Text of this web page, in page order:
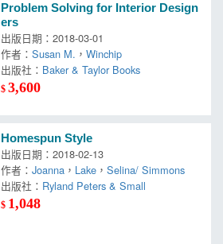
Problem Solving for Interior Design
ers
出版日期：2018-03-01
作者：Susan M. ，Winchip
出版社： Baker & Taylor Books
$3,600
Homespun Style
出版日期：2018-02-13
作者：Joanna ， Lake ，Selina/ Simmons
出版社： Ryland Peters & Small
$ 1,048